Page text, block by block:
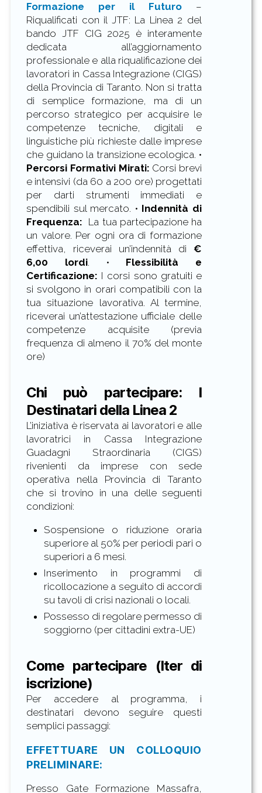
Formazione per il Futuro –
Riqualificati con il JTF: La Linea 2 del
bando JTF CIG 2025 è interamente
dedicata all’aggiornamento
professionale e alla riqualificazione dei
lavoratori in Cassa Integrazione (CIGS)
della Provincia di Taranto. Non si tratta
di semplice formazione, ma di un
percorso strategico per acquisire le
competenze tecniche, digitali e
linguistiche più richieste dalle imprese
che guidano la transizione ecologica. •
Percorsi Formativi Mirati: Corsi brevi
e intensivi (da 60 a 200 ore) progettati
per darti strumenti immediati e
spendibili sul mercato. • Indennità di
Frequenza: La tua partecipazione ha
un valore. Per ogni ora di formazione
effettiva, riceverai un’indennità di €
6,00 lordi. • Flessibilità e
Certificazione: I corsi sono gratuiti e
si svolgono in orari compatibili con la
tua situazione lavorativa. Al termine,
riceverai un’attestazione ufficiale delle
competenze acquisite (previa
frequenza di almeno il 70% del monte
ore)
Chi può partecipare: I
Destinatari della Linea 2
L’iniziativa è riservata ai lavoratori e alle
lavoratrici in Cassa Integrazione
Guadagni Straordinaria (CIGS)
rivenienti da imprese con sede
operativa nella Provincia di Taranto
che si trovino in una delle seguenti
condizioni:
Sospensione o riduzione oraria
superiore al 50% per periodi pari o
superiori a 6 mesi.
Inserimento in programmi di
ricollocazione a seguito di accordi
su tavoli di crisi nazionali o locali.
Possesso di regolare permesso di
soggiorno (per cittadini extra-UE)
Come partecipare (Iter di
iscrizione)
Per accedere al programma, i
destinatari devono seguire questi
semplici passaggi:
EFFETTUARE UN COLLOQUIO
PRELIMINARE:
Presso Gate Formazione Massafra,